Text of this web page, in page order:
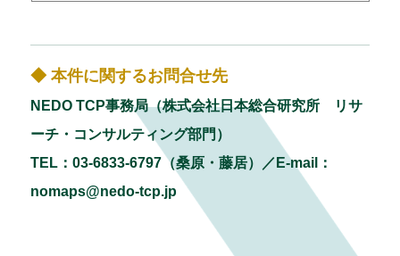
◆ 本件に関するお問合せ先
NEDO TCP事務局（株式会社日本総合研究所 リサ
ーチ・コンサルティング部門）
TEL：03-6833-6797（桑原・藤居）／E-mail：
nomaps@nedo-tcp.jp